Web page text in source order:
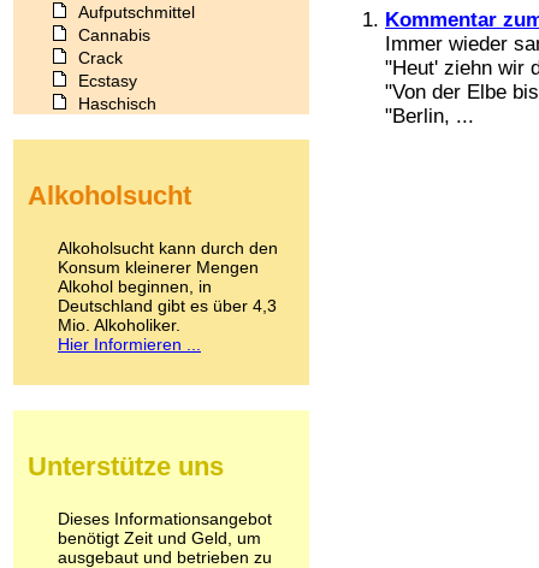
Kommentar
Immer wieder
"Heut' ziehn wir
"Von der Elbe
"Berlin, ...
Aufputschmittel
Cannabis
Crack
Ecstasy
Haschisch
Kokain
LSD
Marihuana
Medikamente
Meskalin
Metamphetamin
Methadon
Pilze
Psychopharmaka
Schlafmittel
Schmerzmittel
Alkoholsucht
Alkoholsucht kann durch den
Konsum kleinerer Mengen
Alkohol beginnen, in
Deutschland gibt es über 4,3
Mio. Alkoholiker.
Hier Informieren ...
Unterstütze uns
Dieses Informationsangebot
benötigt Zeit und Geld, um
ausgebaut und betrieben zu